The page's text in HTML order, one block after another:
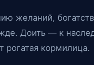
желаний,
Доить — к
рогатая кормилица.